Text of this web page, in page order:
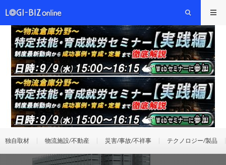
独自取材 物流施設/不動産 災害/事故/不祥事 テクノロジー/製品